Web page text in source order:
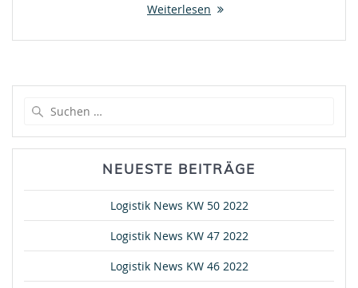
Weiterlesen
NEUESTE BEITRÄGE
Logistik News KW 50 2022
Logistik News KW 47 2022
Logistik News KW 46 2022